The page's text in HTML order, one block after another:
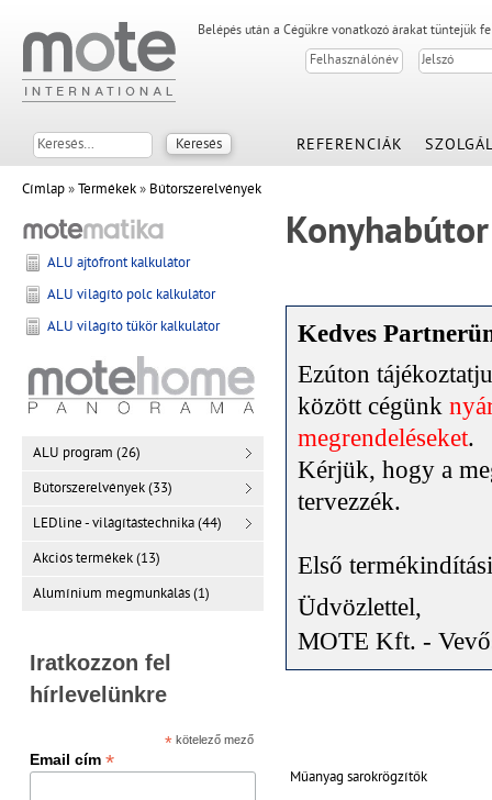
Belépés után a Cégükre vonatkozó árakat tüntejük
REFERENCIÁK
Címlap»Termékek» Bútorszerelvények
Kedves
Ezúton
között cégünk
megrendeléseket.
Kérjük, hogy a
tervezzék.
Első
Üdvözlettel,
MOTE Kft. -
Műanyag sarokrögzítők
ALU ajtófront kalkulátor
ALU világító polc kalkulátor
ALU világító tükör kalkulátor
ALU program (26)
Bútorszerelvények (33)
LEDline - világítástechnika (44)
Akciós termékek (13)
Alumínium megmunkálás (1)
Iratkozzon fel
hírlevelünkre
* kötelező mező
Email cím *